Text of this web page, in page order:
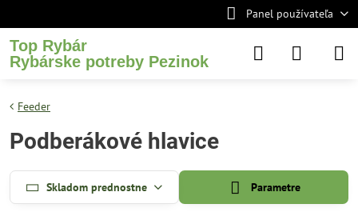
Panel používateľa
Top Rybár
Rybárske potreby Pezinok
Feeder
Podberákové hlavice
Skladom prednostne Parametre